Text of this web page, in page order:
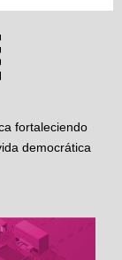
fortaleciendo
democrática